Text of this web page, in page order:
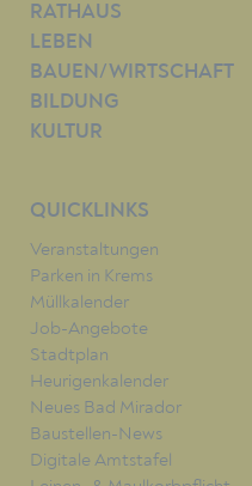
RATHAUS
LEBEN
BAUEN/WIRTSCHAFT
BILDUNG
KULTUR
QUICKLINKS
Veranstaltungen
Parken in Krems
Müllkalender
Job-Angebote
Stadtplan
Heurigenkalender
Neues Bad Mirador
Baustellen-News
Digitale Amtstafel